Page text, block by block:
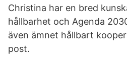
Christina har en bred
hållbarhet och Agenda
även ämnet hållbart
post.